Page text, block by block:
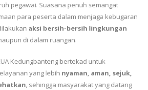
pegawai. Suasana penuh semangat
para peserta dalam menjaga kebugaran
aksi bersih-bersih lingkungan
di dalam ruangan.
Kedungbanteng bertekad untuk
yang lebih nyaman, aman, sejuk,
, sehingga masyarakat yang datang